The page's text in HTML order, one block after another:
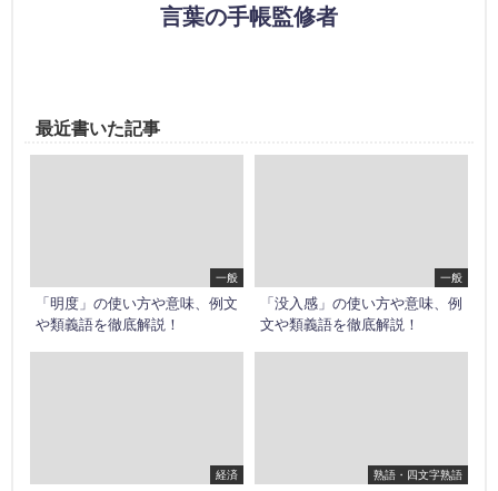
言葉の手帳監修者
最近書いた記事
一般
「明度」の使い方や意味、例文
や類義語を徹底解説！
一般
「没入感」の使い方や意味、例
文や類義語を徹底解説！
経済 熟語・四文字熟語